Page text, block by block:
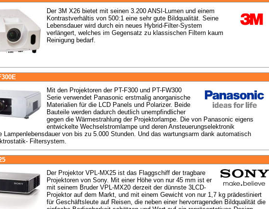
Der 3M X26 bietet mit seinen 3.200 ANSI-Lumen und einem
Kontrastverhältis von 500:1 eine sehr gute Bildqualität. Seine
Lebensdauer wird durch ein neues Hybrid-Filter-System
verlängert, welches im Gegensatz zu klassischen Filtern kaum
Reinigung bedarf.
Mit den Projektoren der PT-F300 und PT-FW300
Serie verwendet Panasonic erstmalig anorganische
Materialien für die LCD Panels und Polarizer. Beide
Bauteile werden dadurch deutlich unempfindlicher
gegen die Wärmestrahlung der Projektorlampe. Die von Panasonic eigens
entwickelte Wechselstromlampe und deren Ansteuerungselektronik
Lampenlebensdauer von bis zu 5.000 Stunden. Und das wartungsarm dank automatisch
Filtersystem.
Der Projektor VPL-MX25 ist das Flaggschiff der tragbare
Projektoren von Sony. Mit einer Höhe von nur 45 mm ist er
mit seinem Bruder VPL-MX20 derzeit der dünnste 3LCD-
Projektor auf dem Markt, und mit einem Gewicht von nur 1,7 kg prädestiniert
für Geschäftsleute auf Reisen, die neben einer hervorragenden Bildqualität die